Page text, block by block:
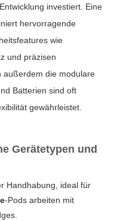
investiert. Eine
hervorragende
wie
und präzisen
außerdem die modulare
Batterien sind oft
gewährleistet.
Gerätetypen und
Handhabung, ideal für
-Pods arbeiten mit